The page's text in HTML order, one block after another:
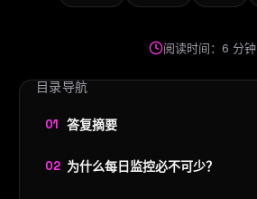
阅读时间：6 分钟
目录导航
答复摘要
为什么每日监控必不可少？